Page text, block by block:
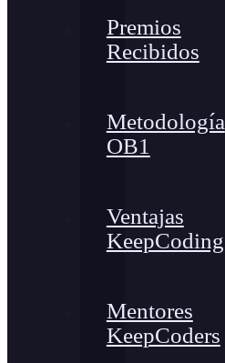
Premios
Recibidos
Metodología
OB1
Ventajas
KeepCoding
Mentores
KeepCoders